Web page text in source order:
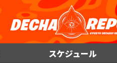
スケジュール